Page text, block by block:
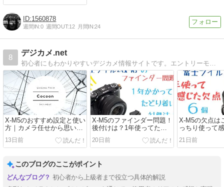
1560878
週間IN:0 週間OUT:12 月間IN:24
8
デジカメ.net
初心者にもわかりやすいデジカメ情報サイトです。エントリーモデルを中心に機種のレビューや、専門用語をわかりやすく解説しています。
X-M5のおすすめ設定と使い
方｜カメラ任せから思い通
りの1枚へ
13日前
X-M5のファインダー問題！
後付けは？1年使ってたど
り着いた対処法
20日前
X-M5の欠点は
っちり使って
しレビュー！
21日前
このブログのここがポイント
初心者から上級者まで役立つ具体的解説